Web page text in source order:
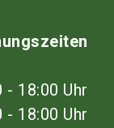
- 18:00 Uhr
18:00 Uhr